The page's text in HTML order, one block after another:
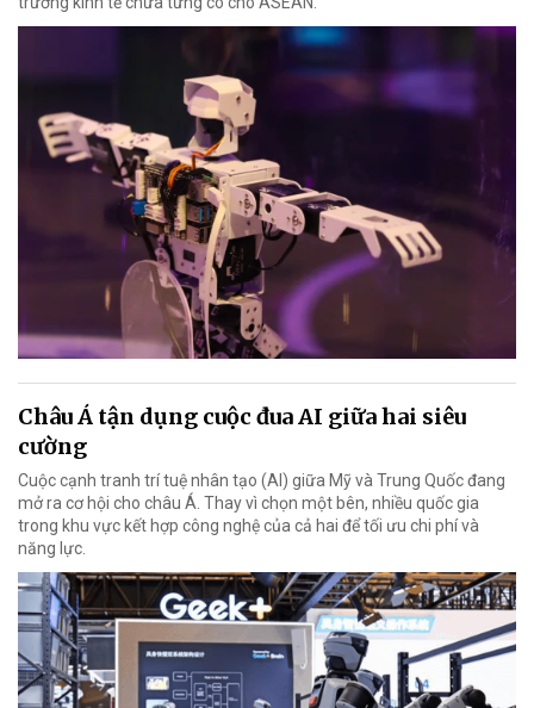
Châu Á tận dụng cuộc đua AI giữa hai siêu
cường
Cuộc cạnh tranh trí tuệ nhân tạo (AI) giữa Mỹ và Trung Quốc đang
mở ra cơ hội cho châu Á. Thay vì chọn một bên, nhiều quốc gia
trong khu vực kết hợp công nghệ của cả hai để tối ưu chi phí và
năng lực.